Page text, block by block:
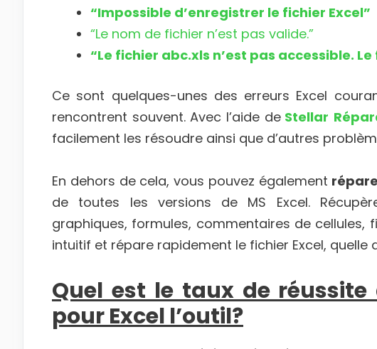
“Impossible d’enregistrer le fichier Excel”
“Le nom de fichier n’est pas valide.”
“Le fichier abc.xls n’est pas accessible.
Ce sont quelques-unes des erreurs Excel
rencontrent souvent. Avec l’aide deStellar
facilement les résoudre ainsi que d’autres
En dehors de cela, vous pouvez également
de toutes les versions de MS Excel.
graphiques, formules, commentaires de cellules,
intuitif et répare rapidement le fichier Excel, quelle
Quel est le taux de
pour Excel l’outil?